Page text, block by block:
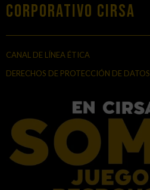
Corporativo Cirsa
CANAL DE LÍNEA ÉTICA
DERECHOS DE PROTECCIÓN DE DATOS